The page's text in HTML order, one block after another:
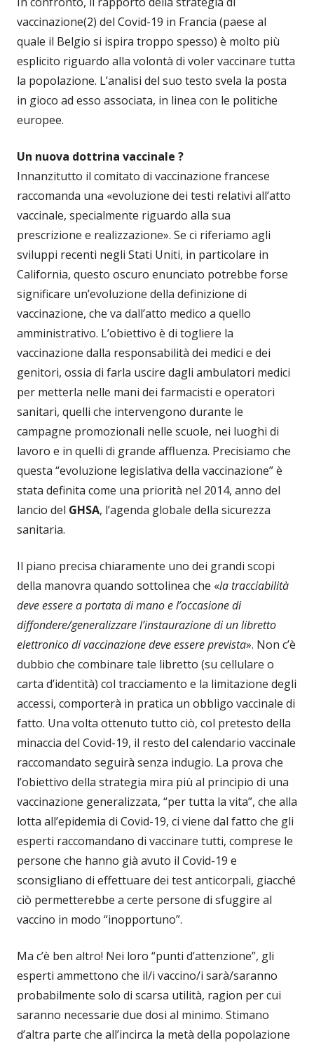
vaccinazione(2) del Covid-19 in Francia (paese al
quale il Belgio si ispira troppo spesso) è molto più
esplicito riguardo alla volontà di voler vaccinare tutta
la popolazione. L’analisi del suo testo svela la posta
in gioco ad esso associata, in linea con le politiche
europee.
Un nuova dottrina vaccinale ?
Innanzitutto il comitato di vaccinazione francese
raccomanda una «evoluzione dei testi relativi all’atto
vaccinale, specialmente riguardo alla sua
prescrizione e realizzazione». Se ci riferiamo agli
sviluppi recenti negli Stati Uniti, in particolare in
California, questo oscuro enunciato potrebbe forse
significare un’evoluzione della definizione di
vaccinazione, che va dall’atto medico a quello
amministrativo. L’obiettivo è di togliere la
vaccinazione dalla responsabilità dei medici e dei
genitori, ossia di farla uscire dagli ambulatori medici
per metterla nelle mani dei farmacisti e operatori
sanitari, quelli che intervengono durante le
campagne promozionali nelle scuole, nei luoghi di
lavoro e in quelli di grande affluenza. Precisiamo che
questa “evoluzione legislativa della vaccinazione” è
stata definita come una priorità nel 2014, anno del
lancio del GHSA, l’agenda globale della sicurezza
sanitaria.
Il piano precisa chiaramente uno dei grandi scopi
della manovra quando sottolinea che «la tracciabilità
deve essere a portata di mano e l’occasione di
diffondere/generalizzare l’instaurazione di un libretto
elettronico di vaccinazione deve essere prevista». Non c’è
dubbio che combinare tale libretto (su cellulare o
carta d’identità) col tracciamento e la limitazione degli
accessi, comporterà in pratica un obbligo vaccinale di
fatto. Una volta ottenuto tutto ciò, col pretesto della
minaccia del Covid-19, il resto del calendario vaccinale
raccomandato seguirà senza indugio. La prova che
l’obiettivo della strategia mira più al principio di una
vaccinazione generalizzata, “per tutta la vita”, che alla
lotta all’epidemia di Covid-19, ci viene dal fatto che gli
esperti raccomandano di vaccinare tutti, comprese le
persone che hanno già avuto il Covid-19 e
sconsigliano di effettuare dei test anticorpali, giacché
ciò permetterebbe a certe persone di sfuggire al
vaccino in modo “inopportuno”.
Ma c’è ben altro! Nei loro “punti d’attenzione”, gli
esperti ammettono che il/i vaccino/i sarà/saranno
probabilmente solo di scarsa utilità, ragion per cui
saranno necessarie due dosi al minimo. Stimano
d’altra parte che all’incirca la metà della popolazione